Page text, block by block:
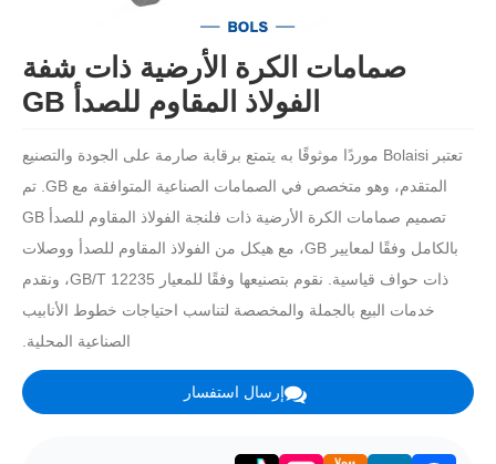
صمامات الكرة الأرضية ذات شفة
الفولاذ المقاوم للصدأ GB
تعتبر Bolaisi موردًا موثوقًا به يتمتع برقابة صارمة على الجودة والتصنيع
المتقدم، وهو متخصص في الصمامات الصناعية المتوافقة مع GB. تم
تصميم صمامات الكرة الأرضية ذات فلنجة الفولاذ المقاوم للصدأ GB
بالكامل وفقًا لمعايير GB، مع هيكل من الفولاذ المقاوم للصدأ ووصلات
ذات حواف قياسية. نقوم بتصنيعها وفقًا للمعيار GB/T 12235، ونقدم
خدمات البيع بالجملة والمخصصة لتناسب احتياجات خطوط الأنابيب
الصناعية المحلية.
إرسال استفسار